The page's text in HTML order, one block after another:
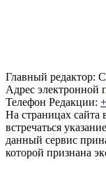
Главный редактор:
Адрес электронной
Телефон Редакции:
На страницах
встречаться
данный сервис
которой признана